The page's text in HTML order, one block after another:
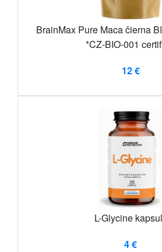
BrainMax Pure Maca čierna
*CZ-BIO-001
12 €
L-Glycine
4 €